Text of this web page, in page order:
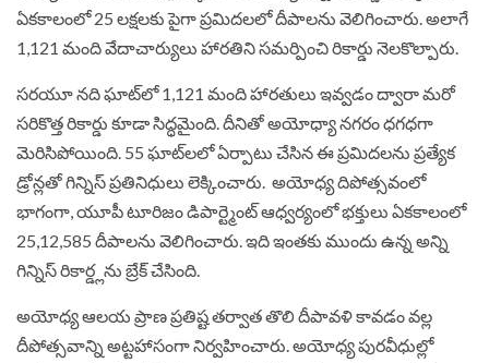
ఏకకాలంలో 25 లక్షలకు పైగా ప్రమిదలలో దీపాలను వెలిగించారు. అలాగే
1,121 మంది వేదాచార్యులు హారతిని సమర్పించి రికార్డు నెలకొల్పారు.
సరయూ నది ఘాట్‌లో 1,121 మంది హారతులు ఇవ్వడం ద్వారా మరో
సరికొత్త రికార్డు కూడా సిద్ధమైంది. దీనితో అయోధ్యా నగరం ధగధగా
మెరిసిపోయింది. 55 ఘాట్‌లలో ఏర్పాటు చేసిన ఈ ప్రమిదలను ప్రత్యేక
డ్రోన్లతో గిన్నిస్‌ ప్రతినిధులు లెక్కించారు. అయోధ్య దిపోత్సవంలో
భాగంగా, యూపీ టూరిజం డిపార్ట్మెంట్ ఆధ్వర్యంలో భక్తులు ఏకకాలంలో
25,12,585 దీపాలను వెలిగించారు. ఇది ఇంతకు ముందు ఉన్న అన్ని
గిన్నిస్ రికార్డ్లను బ్రేక్ చేసింది.
అయోధ్య ఆలయ ప్రాణ ప్రతిష్ట తర్వాత తొలి దీపావళి కావడం వల్ల
దీపోత్సవాన్ని అట్టహాసంగా నిర్వహించారు. అయోధ్య పురవీధుల్లో